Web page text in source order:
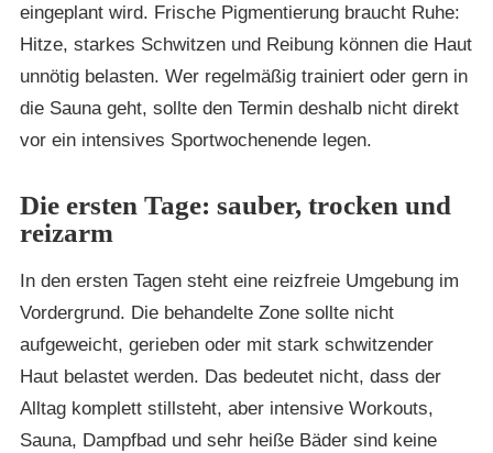
eingeplant wird. Frische Pigmentierung braucht Ruhe:
Hitze, starkes Schwitzen und Reibung können die Haut
unnötig belasten. Wer regelmäßig trainiert oder gern in
die Sauna geht, sollte den Termin deshalb nicht direkt
vor ein intensives Sportwochenende legen.
Die ersten Tage: sauber, trocken und
reizarm
In den ersten Tagen steht eine reizfreie Umgebung im
Vordergrund. Die behandelte Zone sollte nicht
aufgeweicht, gerieben oder mit stark schwitzender
Haut belastet werden. Das bedeutet nicht, dass der
Alltag komplett stillsteht, aber intensive Workouts,
Sauna, Dampfbad und sehr heiße Bäder sind keine